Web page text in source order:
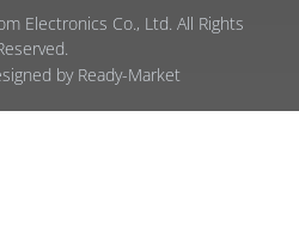
Electronics Co., Ltd. All Rights
by Ready-Market